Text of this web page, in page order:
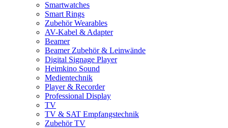
Smartwatches
Smart Rings
Zubehör Wearables
AV-Kabel & Adapter
Beamer
Beamer Zubehör & Leinwände
Digital Signage Player
Heimkino Sound
Medientechnik
Player & Recorder
Professional Display
TV
TV & SAT Empfangstechnik
Zubehör TV